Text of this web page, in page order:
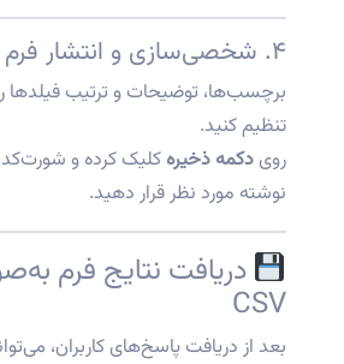
۴. شخصی‌سازی و انتشار فرم
برچسب‌ها، توضیحات و ترتیب فیلدها
تنظیم کنید.
رویدکمه ذخیره کلیک کرده و شورت‌کد
نوشته مورد نظر قرار دهید.
دریافت نتایج فرم
CSV
بعد از دریافت پاسخ‌های کاربران،